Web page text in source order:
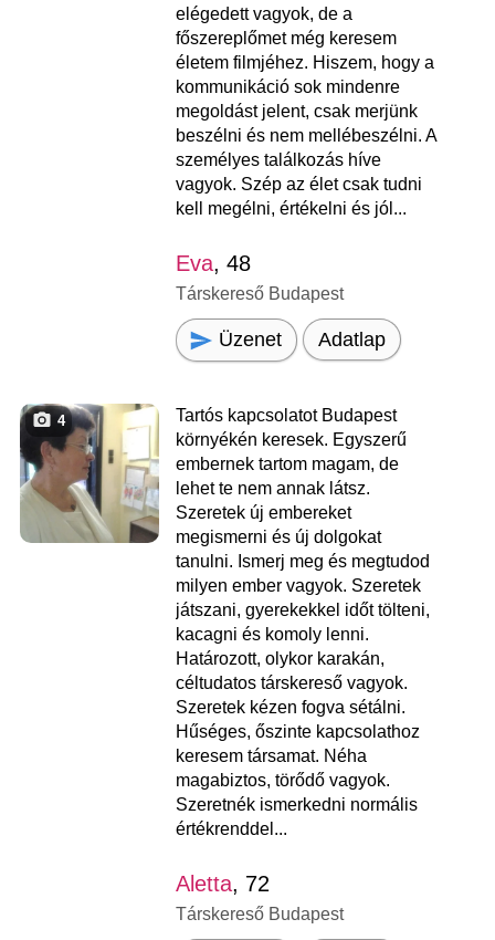
elégedett vagyok, de a
főszereplőmet még keresem
életem filmjéhez. Hiszem, hogy a
kommunikáció sok mindenre
megoldást jelent, csak merjünk
beszélni és nem mellébeszélni. A
személyes találkozás híve
vagyok. Szép az élet csak tudni
kell megélni, értékelni és jól...
Eva, 48
Társkereső Budapest
Üzenet Adatlap
4
Tartós kapcsolatot Budapest
környékén keresek. Egyszerű
embernek tartom magam, de
lehet te nem annak látsz.
Szeretek új embereket
megismerni és új dolgokat
tanulni. Ismerj meg és megtudod
milyen ember vagyok. Szeretek
játszani, gyerekekkel időt tölteni,
kacagni és komoly lenni.
Határozott, olykor karakán,
céltudatos társkereső vagyok.
Szeretek kézen fogva sétálni.
Hűséges, őszinte kapcsolathoz
keresem társamat. Néha
magabiztos, törődő vagyok.
Szeretnék ismerkedni normális
értékrenddel...
Aletta, 72
Társkereső Budapest